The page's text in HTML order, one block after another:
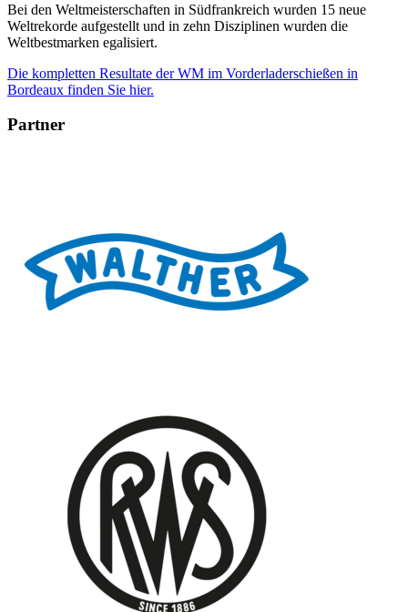
Bei den Weltmeisterschaften in Südfrankreich wurden 15 neue
Weltrekorde aufgestellt und in zehn Disziplinen wurden die
Weltbestmarken egalisiert.
Die kompletten Resultate der WM im Vorderladerschießen in
Bordeaux finden Sie hier.
Partner